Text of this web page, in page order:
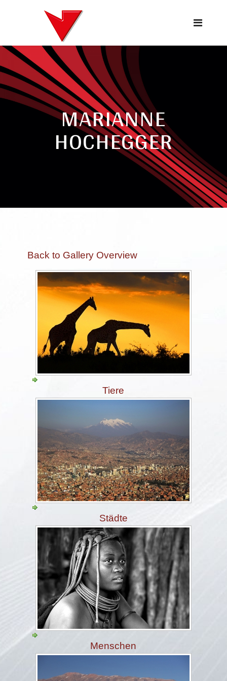
MARIANNE
HOCHEGGER
Back to Gallery Overview
Tiere
Städte
Menschen